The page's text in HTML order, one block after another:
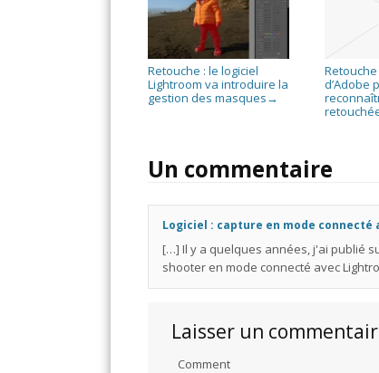
Retouche : le logiciel
Lightroom va introduire la
gestion des masques →
d’Adobe
Un commentaire
Logiciel : capture en mode connecté
[…] Il y a quelques années, j'ai publié
shooter en mode connecté avec
Laisser un
Comment